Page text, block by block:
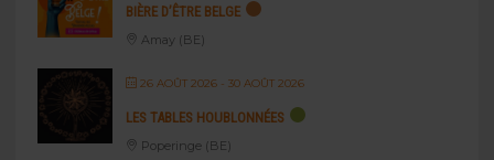
BIÈRE D’ÊTRE BELGE
Amay (BE)
26 AOÛT 2026- 30 AOÛT 2026
LES TABLES HOUBLONNÉES
Poperinge (BE)